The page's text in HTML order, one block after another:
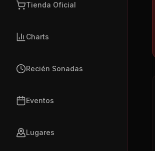
Tienda Oficial
Charts
Recién Sonadas
Eventos
Lugares